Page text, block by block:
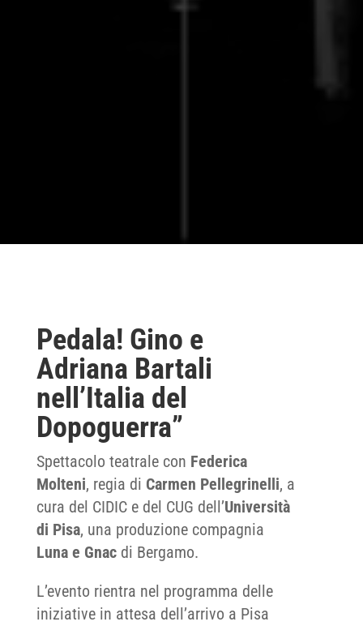
Pedala! Gino e
Adriana Bartali
nell’Italia del
Dopoguerra”
Spettacolo teatrale con Federica
Molteni, regia di Carmen Pellegrinelli, a
cura del CIDIC e del CUG dell’Università
di Pisa, una produzione compagnia
Luna e Gnacdi Bergamo.
L’evento rientra nel programma delle
iniziative in attesa dell’arrivo a Pisa